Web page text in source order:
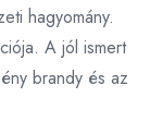
hagyomány.
A jól ismert
brandy és az